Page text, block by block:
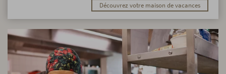
Découvrez votre maison de vacances